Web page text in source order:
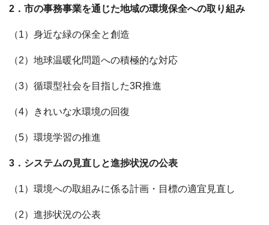
2．市の事務事業を通じた地域の環境保全への取り組み
（1）身近な緑の保全と創造
（2）地球温暖化問題への積極的な対応
（3）循環型社会を目指した3R推進
（4）きれいな水環境の回復
（5）環境学習の推進
3．システムの見直しと進捗状況の公表
（1）環境への取組みに係る計画・目標の適宜見直し
（2）進捗状況の公表